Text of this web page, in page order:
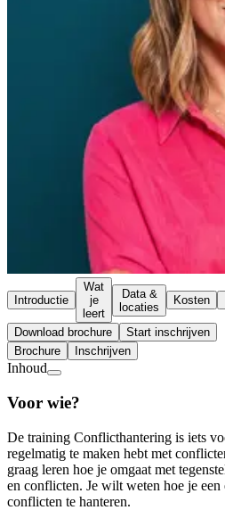
Introductie
Wat
je
leert
Data &
locaties
Kosten
Download brochure
Start inschrijven
Brochure
Inschrijven
Inhoud
Voor wie?
De training Conflicthantering is iets
regelmatig te maken hebt met
graag leren hoe je omgaat met
en conflicten. Je wilt weten hoe je
conflicten te hanteren.